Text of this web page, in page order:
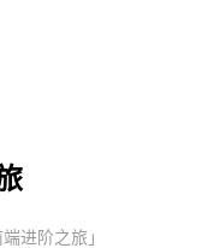
进阶之旅」